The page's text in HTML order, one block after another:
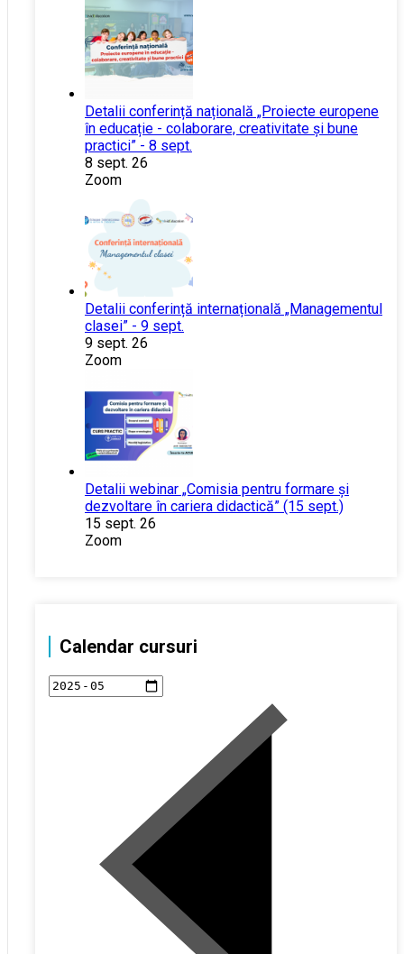
Detalii conferință națională „Proiecte europene
în educație - colaborare, creativitate și bune
practici” - 8 sept.
8 sept. 26
Zoom
Detalii conferință internațională „Managementul
clasei” - 9 sept.
9 sept. 26
Zoom
Detalii webinar „Comisia pentru formare și
dezvoltare în cariera didactică” (15 sept.)
15 sept. 26
Zoom
Calendar cursuri